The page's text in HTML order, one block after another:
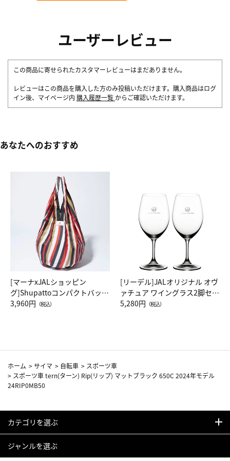
ユーザーレビュー
この商品に寄せられたカスタマーレビューはまだありません。
レビューはこの商品を購入した方のみ投稿いただけます。購入商品はログ
イン後、マイページ内 購入履歴一覧 からご確認いただけます。
あなたへのおすすめ
[マーナxJALショッピン
グ]Shupattoコンパクトバッグ
Drop JAL客室乗務員（LC）ス
3,960円 （税込）
[リーデル]JALオリジナル オヴ
ァチュア ワイングラス2脚セッ
ト（レッドワイン）
5,280円 （税込）
ホーム >サイマ > 自転車 > スポーツ車
> スポーツ車 tern(ターン) Rip(リップ) マットブラック 650C 2024年モデル
24RIP0MB50
カテゴリを選ぶ
ジャンルを選ぶ